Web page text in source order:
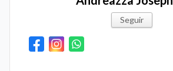
Seguir